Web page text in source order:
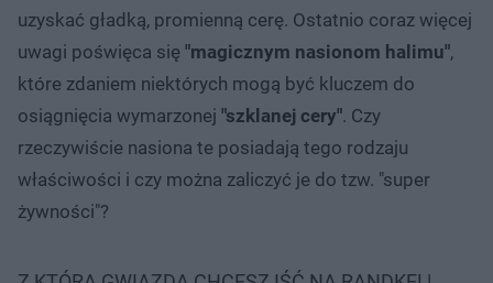
uzyskać gładką, promienną cerę. Ostatnio coraz więcej
uwagi poświęca się "magicznym nasionom halimu",
które zdaniem niektórych mogą być kluczem do
osiągnięcia wymarzonej "szklanej cery". Czy
rzeczywiście nasiona te posiadają tego rodzaju
właściwości i czy można zaliczyć je do tzw. "super
żywności"?